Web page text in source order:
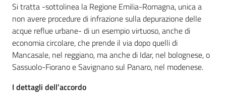
Si tratta -sottolinea la Regione Emilia-Romagna, unica a
non avere procedure di infrazione sulla depurazione delle
acque reflue urbane- di un esempio virtuoso, anche di
economia circolare, che prende il via dopo quelli di
Mancasale, nel reggiano, ma anche di Idar, nel bolognese, o
Sassuolo-Fiorano e Savignano sul Panaro, nel modenese.
I dettagli dell’accordo